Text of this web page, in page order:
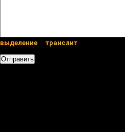
выделение транслит